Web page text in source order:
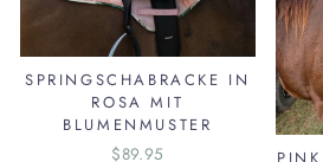
SPRINGSCHABRACKE IN
ROSA MIT
BLUMENMUSTER
$89.95